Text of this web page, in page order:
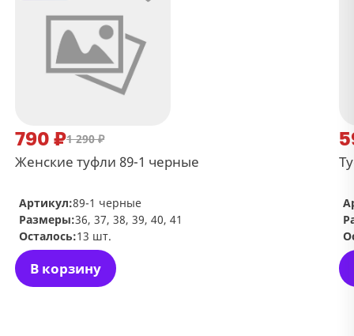
790 ₽1 290 ₽
Женские туфли 89-1 черные
В корзину
Артикул:89-1 черные
Размеры:36, 37, 38, 39, 40, 41
Осталось:13 шт.